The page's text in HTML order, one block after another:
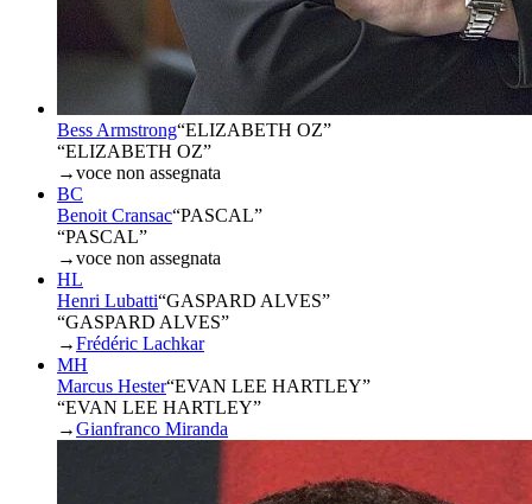
Bess Armstrong“ELIZABETH OZ”
“ELIZABETH OZ”
→voce non assegnata
BC
Benoit Cransac“PASCAL”
“PASCAL”
→voce non assegnata
HL
Henri Lubatti“GASPARD ALVES”
“GASPARD ALVES”
→Frédéric Lachkar
MH
Marcus Hester“EVAN LEE HARTLEY”
“EVAN LEE HARTLEY”
→Gianfranco Miranda